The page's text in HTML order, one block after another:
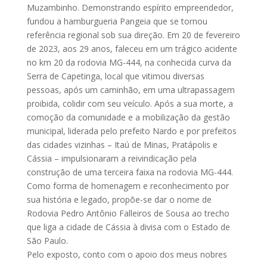
Muzambinho. Demonstrando espírito empreendedor,
fundou a hamburgueria Pangeia que se tornou
referência regional sob sua direção. Em 20 de fevereiro
de 2023, aos 29 anos, faleceu em um trágico acidente
no km 20 da rodovia MG-444, na conhecida curva da
Serra de Capetinga, local que vitimou diversas
pessoas, após um caminhão, em uma ultrapassagem
proibida, colidir com seu veículo. Após a sua morte, a
comoção da comunidade e a mobilização da gestão
municipal, liderada pelo prefeito Nardo e por prefeitos
das cidades vizinhas – Itaú de Minas, Pratápolis e
Cássia – impulsionaram a reivindicação pela
construção de uma terceira faixa na rodovia MG-444.
Como forma de homenagem e reconhecimento por
sua história e legado, propõe-se dar o nome de
Rodovia Pedro Antônio Falleiros de Sousa ao trecho
que liga a cidade de Cássia à divisa com o Estado de
São Paulo.
Pelo exposto, conto com o apoio dos meus nobres